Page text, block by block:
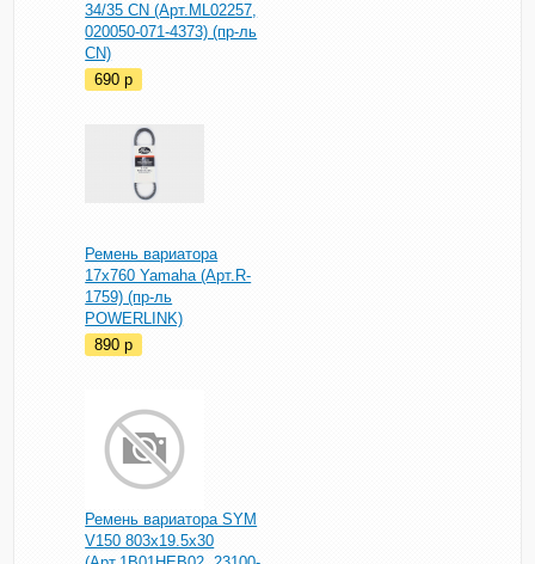
34/35 CN (Арт.ML02257,
020050-071-4373) (пр-ль
CN)
690p
Ремень вариатора
17x760 Yamaha (Арт.R-
1759) (пр-ль
POWERLINK)
890p
Ремень вариатора SYM
V150 803x19.5x30